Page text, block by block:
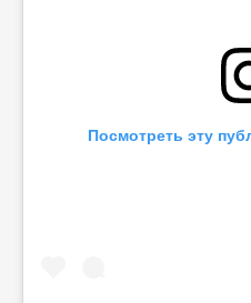
Посмотреть эту